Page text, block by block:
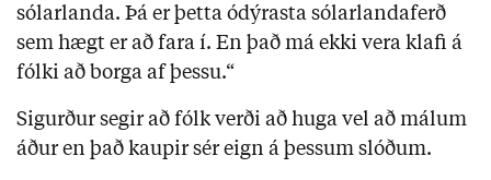
sólarlanda. Þá er þetta ódýrasta sólarlandaferð
sem hægt er að fara í. En það má ekki vera klafi á
fólki að borga af þessu.“
Sigurður segir að fólk verði að huga vel að málum
áður en það kaupir sér eign á þessum slóðum.